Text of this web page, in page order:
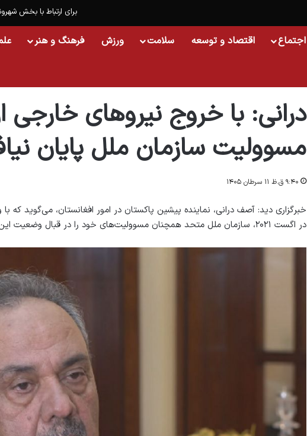
برای ارتباط با بخش شهروند
اجتماع اقتصاد و توسعه سلامت ورزش فرهنگ و هنر
درانی: با خروج نیروهای خارجی
مسوولیت سازمان ملل پایان
۹:۴۰ ق.ظ ۱۱ سرطان ۱۴۰۵
خبرگزاری دید: آصف درانی، نماینده پیشین پاکستان در امور افغانستان، می‌گوید که
در اگست ۲۰۲۱، سازمان ملل متحد همچنان مسوولیت‌های خود را در قبال وضعیت این کشور حفظ کرده است.